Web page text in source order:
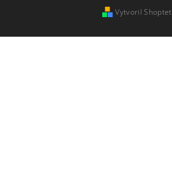
Vytvoril Shoptet